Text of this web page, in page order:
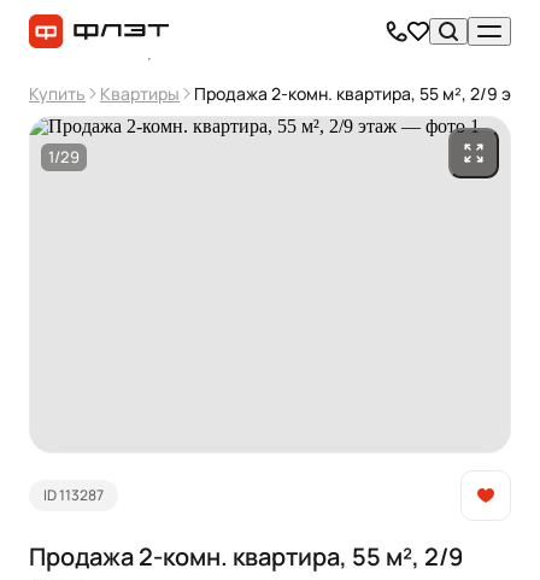
Купить Квартиры Продажа 2-комн. квартира, 55 м², 2/9 этаж
1/29
ID 113287
Продажа 2-комн. квартира, 55 м², 2/9